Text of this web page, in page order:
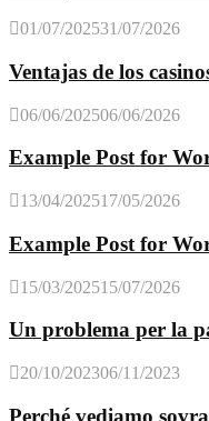
01/07/202531/07/2026
Ventajas de los
06/06/202506/06/2026
Example Post for
13/04/202517/05/2026
Example Post for
15/03/202515/07/2026
Un problema per la
20/10/202306/11/2023
Perché vediamo